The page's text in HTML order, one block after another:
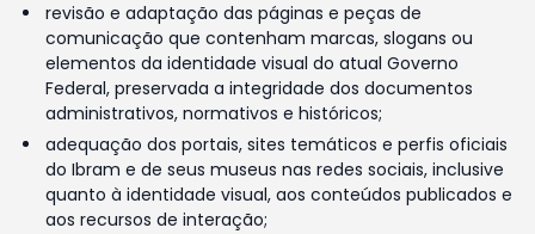
revisão e adaptação das páginas e peças de
comunicação que contenham marcas, slogans ou
elementos da identidade visual do atual Governo
Federal, preservada a integridade dos documentos
administrativos, normativos e históricos;
adequação dos portais, sites temáticos e perfis oficiais
do Ibram e de seus museus nas redes sociais, inclusive
quanto à identidade visual, aos conteúdos publicados e
aos recursos de interação;